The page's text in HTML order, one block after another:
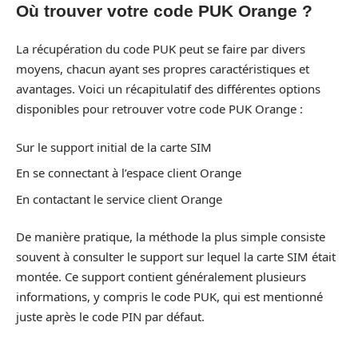
Où trouver votre code PUK Orange ?
La récupération du code PUK peut se faire par divers
moyens, chacun ayant ses propres caractéristiques et
avantages. Voici un récapitulatif des différentes options
disponibles pour retrouver votre code PUK Orange :
Sur le support initial de la carte SIM
En se connectant à l’espace client Orange
En contactant le service client Orange
De manière pratique, la méthode la plus simple consiste
souvent à consulter le support sur lequel la carte SIM était
montée. Ce support contient généralement plusieurs
informations, y compris le code PUK, qui est mentionné
juste après le code PIN par défaut.